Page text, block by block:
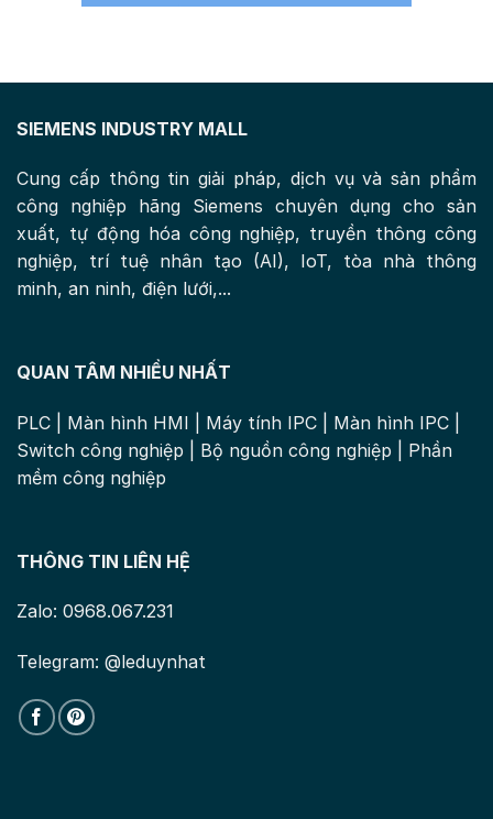
SIEMENS INDUSTRY MALL
Cung cấp thông tin giải pháp, dịch vụ và sản phẩm
công nghiệp hãng Siemens chuyên dụng cho sản
xuất, tự động hóa công nghiệp, truyền thông công
nghiệp, trí tuệ nhân tạo (AI), IoT, tòa nhà thông
minh, an ninh, điện lưới,...
QUAN TÂM NHIỀU NHẤT
PLC Màn hình HMI Máy tính IPC Màn hình IPC
Switch công nghiệp
Bộ nguồn công nghiệp
Phần
mềm công nghiệp
THÔNG TIN LIÊN HỆ
Zalo: 0968.067.231
Telegram: @leduynhat